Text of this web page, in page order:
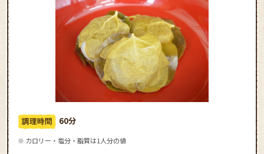
60分
※ カロリー・塩分・脂質は1人分の値